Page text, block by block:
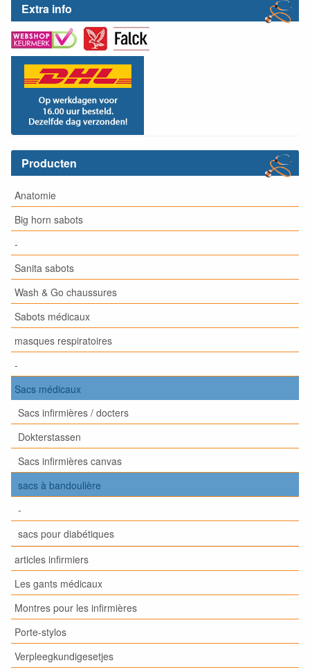
Extra info
Producten
Anatomie
Big horn sabots
-
Sanita sabots
Wash & Go chaussures
Sabots médicaux
masques respiratoires
-
Sacs médicaux
Sacs infirmières / docters
Dokterstassen
Sacs infirmières canvas
sacs à bandoulière
-
sacs pour diabétiques
articles infirmiers
Les gants médicaux
Montres pour les infirmières
Porte-stylos
Verpleegkundigesetjes